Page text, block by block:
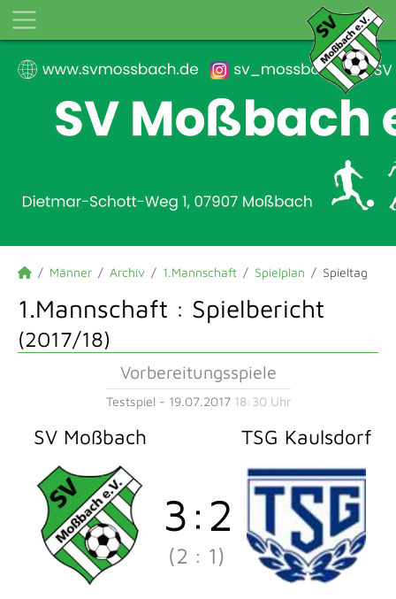
Männer Archiv 1.Mannschaft Spielplan Spieltag
1.Mannschaft : Spielbericht
(2017/18)
Vorbereitungsspiele
Testspiel - 19.07.2017 18:30 Uhr
SV Moßbach TSG Kaulsdorf
3 : 2
(2 : 1)